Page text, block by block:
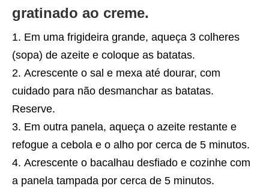
gratinado ao creme.
Em uma frigideira grande, aqueça 3 colheres
(sopa) de azeite e coloque as batatas.
Acrescente o sal e mexa até dourar, com
cuidado para não desmanchar as batatas.
Reserve.
Em outra panela, aqueça o azeite restante e
refogue a cebola e o alho por cerca de 5 minutos.
Acrescente o bacalhau desfiado e cozinhe com
a panela tampada por cerca de 5 minutos.